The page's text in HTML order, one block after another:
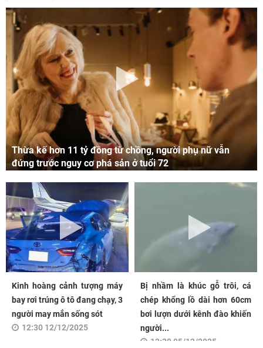
Thừa kế hơn 11 tỷ đồng từ chồng, người phụ nữ vẫn
đứng trước nguy cơ phá sản ở tuổi 72
Kinh hoàng cảnh tượng máy
bay rơi trúng ô tô đang chạy, 3
người may mắn sống sót
12:30 12/12/2025
Bị nhầm là khúc gỗ trôi, cá
chép khổng lồ dài hơn 60cm
bơi lượn dưới kênh đào khiến
người...
12:30 05/12/2025